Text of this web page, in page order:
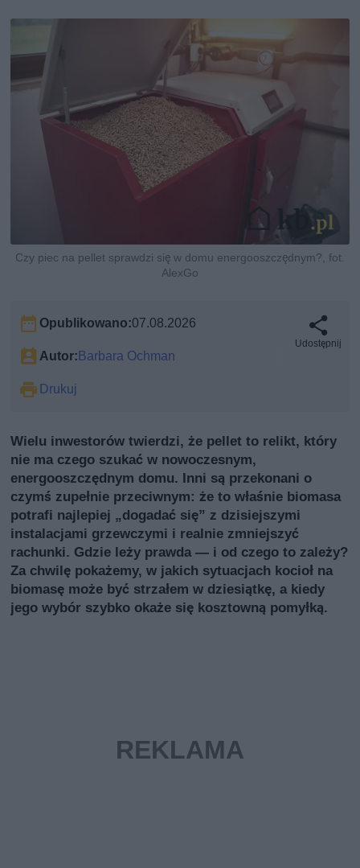
Czy piec na pellet sprawdzi się w domu energooszczędnym?, fot.
AlexGo
Opublikowano:07.08.2026
Autor:Barbara Ochman
Drukuj
Udostępnij
Wielu inwestorów twierdzi, że pellet to relikt, który
nie ma czego szukać w nowoczesnym,
energooszczędnym domu. Inni są przekonani o
czymś zupełnie przeciwnym: że to właśnie biomasa
potrafi najlepiej „dogadać się” z dzisiejszymi
instalacjami grzewczymi i realnie zmniejszyć
rachunki. Gdzie leży prawda — i od czego to zależy?
Za chwilę pokażemy, w jakich sytuacjach kocioł na
biomasę może być strzałem w dziesiątkę, a kiedy
jego wybór szybko okaże się kosztowną pomyłką.